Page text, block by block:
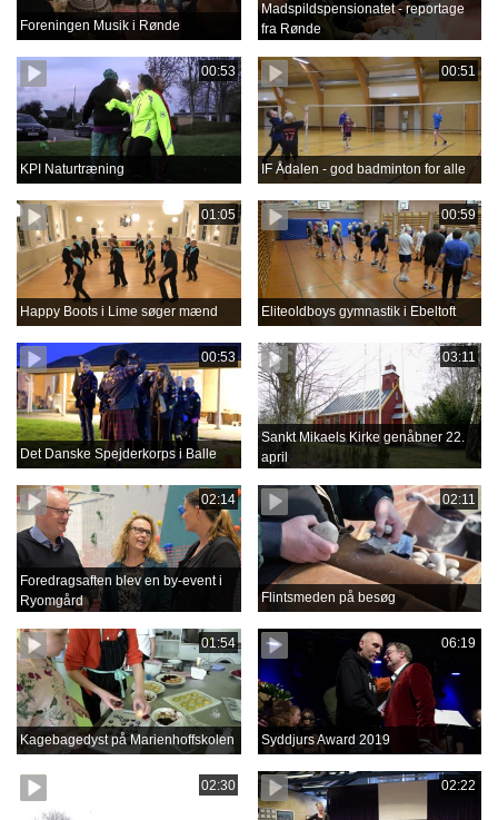
Foreningen Musik i Rønde
Madspildspensionatet - reportage
fra Rønde
00:53
KPI Naturtræning
00:51
IF Ådalen - god badminton for alle
01:05
Happy Boots i Lime søger mænd
00:59
Eliteoldboys gymnastik i Ebeltoft
00:53
Det Danske Spejderkorps i Balle
03:11
Sankt Mikaels Kirke genåbner 22.
april
02:14
Foredragsaften blev en by-event i
Ryomgård
02:11
Flintsmeden på besøg
01:54
Kagebagedyst på Marienhoffskolen
06:19
Syddjurs Award 2019
02:30 02:22